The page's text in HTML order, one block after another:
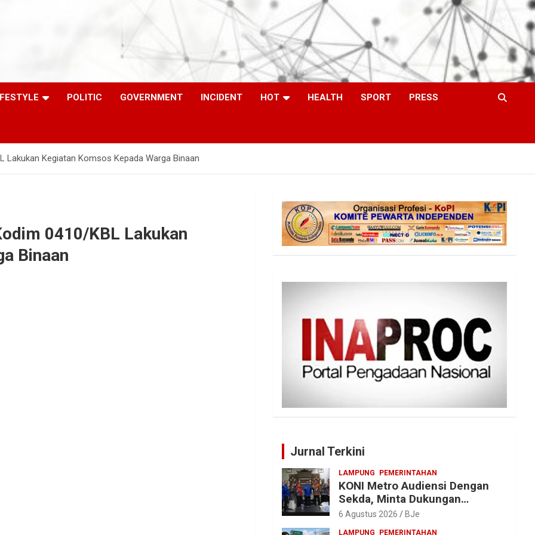
POLITIC GOVERNMENT INCIDENT HOT HEALTH SPORT PRESS
Kegiatan Komsos Kepada Warga Binaan
0410/KBL Lakukan
Binaan
Jurnal Terkini
LAMPUNG PEMERINTAHAN
KONI Metro Audiensi Dengan
Sekda, Minta Dukungan
Anggaran Jelang Porprov X
6 Agustus 2026 BJe
LAMPUNG PEMERINTAHAN